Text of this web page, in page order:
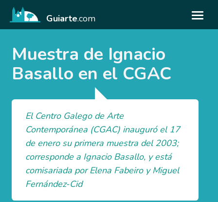
Guiarte.com
Muestra de Ignacio
Basallo en el CGAC
El Centro Galego de Arte
Contemporánea (CGAC) inauguró el 17
de enero su primera muestra del 2003;
corresponde a Ignacio Basallo, y está
comisariada por Elena Fabeiro y Miguel
Fernández-Cid